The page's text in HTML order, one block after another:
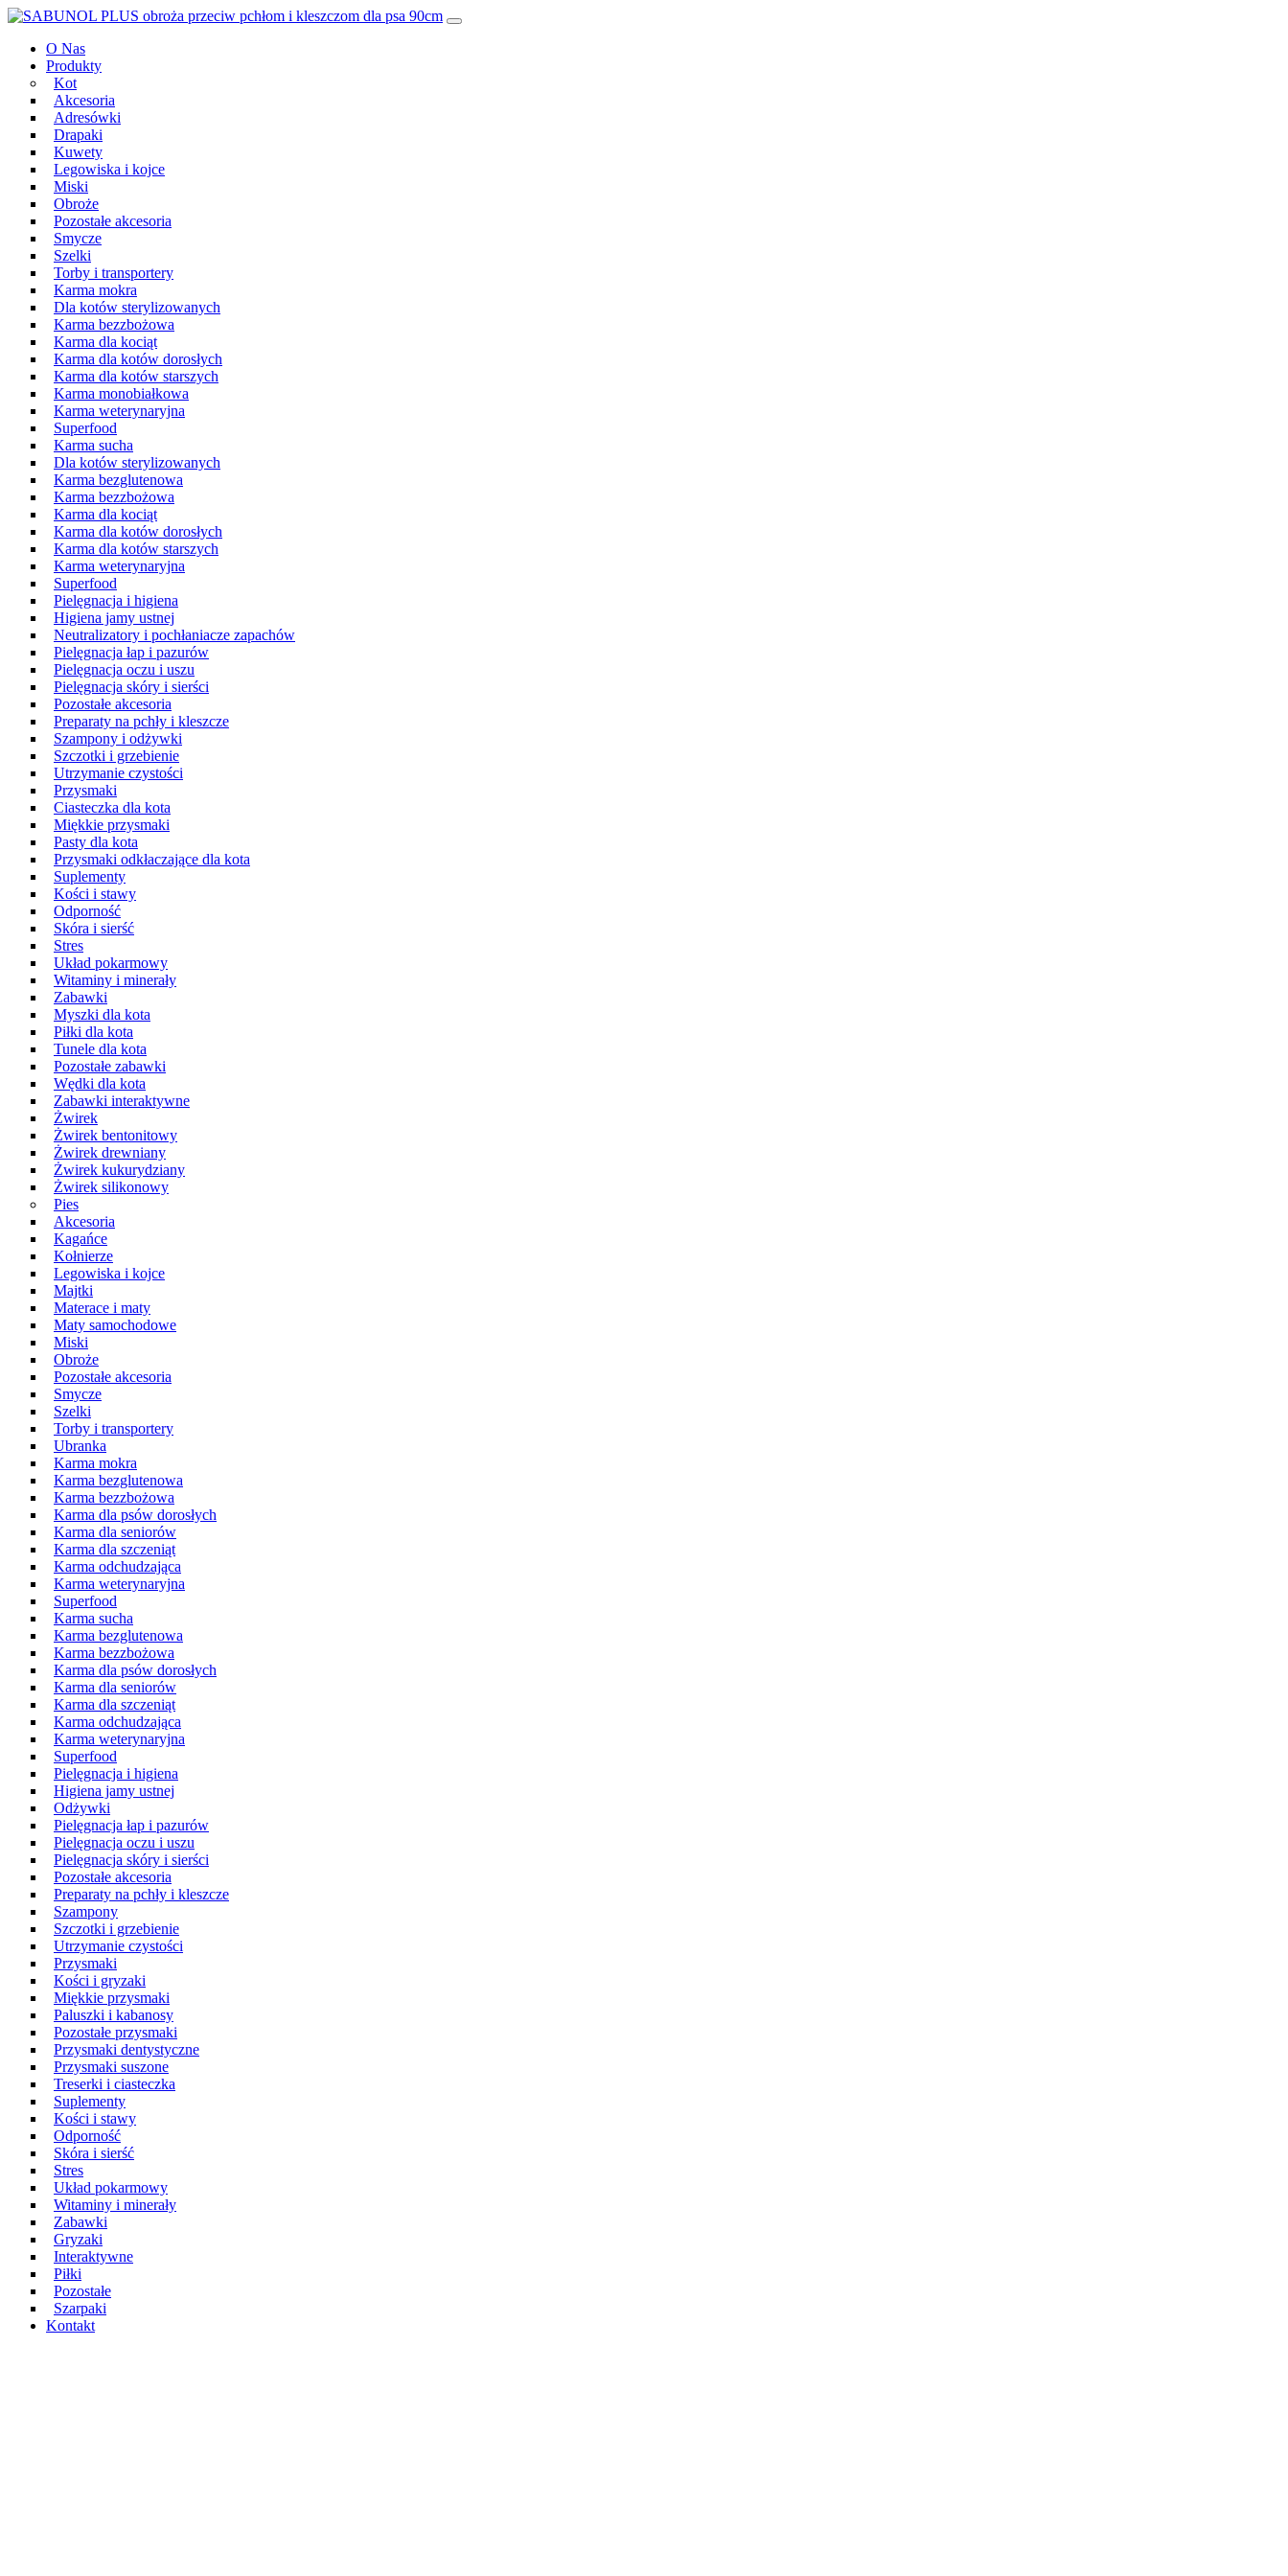
Przeskocz
treści
Main
Navigation
O Nas
Produkty
Kot
Akcesoria
Adresówki
Drapaki
Kuwety
Legowiska i kojce
Miski
Obroże
Pozostałe akcesoria
Smycze
Szelki
Torby i transportery
Karma mokra
Dla kotów sterylizowanych
Karma bezzbożowa
Karma dla kociąt
Karma dla kotów dorosłych
Karma dla kotów starszych
Karma monobiałkowa
Karma weterynaryjna
Superfood
Karma sucha
Dla kotów sterylizowanych
Karma bezglutenowa
Karma bezzbożowa
Karma dla kociąt
Karma dla kotów dorosłych
Karma dla kotów starszych
Karma weterynaryjna
Superfood
Pielęgnacja i higiena
Higiena jamy ustnej
Neutralizatory i pochłaniacze zapachów
Pielęgnacja łap i pazurów
Pielęgnacja oczu i uszu
Pielęgnacja skóry i sierści
Pozostałe akcesoria
Preparaty na pchły i kleszcze
Szampony i odżywki
Szczotki i grzebienie
Utrzymanie czystości
Przysmaki
Ciasteczka dla kota
Miękkie przysmaki
Pasty dla kota
Przysmaki odkłaczające dla kota
Suplementy
Kości i stawy
Odporność
Skóra i sierść
Stres
Układ pokarmowy
Witaminy i minerały
Zabawki
Myszki dla kota
Piłki dla kota
Tunele dla kota
Pozostałe zabawki
Wędki dla kota
Zabawki interaktywne
Żwirek
Żwirek bentonitowy
Żwirek drewniany
Żwirek kukurydziany
Żwirek silikonowy
Pies
Akcesoria
Kagańce
Kołnierze
Legowiska i kojce
Majtki
Materace i maty
Maty samochodowe
Miski
Obroże
Pozostałe akcesoria
Smycze
Szelki
Torby i transportery
Ubranka
Karma mokra
Karma bezglutenowa
Karma bezzbożowa
Karma dla psów dorosłych
Karma dla seniorów
Karma dla szczeniąt
Karma odchudzająca
Karma weterynaryjna
Superfood
Karma sucha
Karma bezglutenowa
Karma bezzbożowa
Karma dla psów dorosłych
Karma dla seniorów
Karma dla szczeniąt
Karma odchudzająca
Karma weterynaryjna
Superfood
Pielęgnacja i higiena
Higiena jamy ustnej
Odżywki
Pielęgnacja łap i pazurów
Pielęgnacja oczu i uszu
Pielęgnacja skóry i sierści
Pozostałe akcesoria
Preparaty na pchły i kleszcze
Szampony
Szczotki i grzebienie
Utrzymanie czystości
Przysmaki
Kości i gryzaki
Miękkie przysmaki
Paluszki i kabanosy
Pozostałe przysmaki
Przysmaki dentystyczne
Przysmaki suszone
Treserki i ciasteczka
Suplementy
Kości i stawy
Odporność
Skóra i sierść
Stres
Układ pokarmowy
Witaminy i minerały
Zabawki
Gryzaki
Interaktywne
Piłki
Pozostałe
Szarpaki
Kontakt